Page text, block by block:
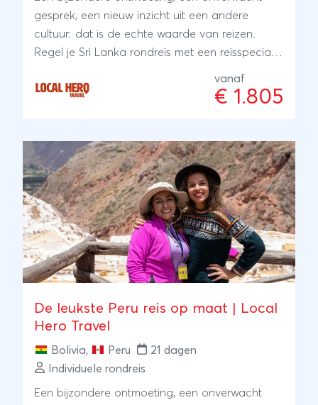
gesprek, een nieuw inzicht uit een andere
cultuur: dat is de echte waarde van reizen.
Regel je Sri Lanka rondreis met een reisspecialist
en met hun ervaring en kennis regelen zij je reis:
vanaf
€ 1.805
De leukste Peru reis op maat | Local
Hero Travel
Bolivia, Peru
21 dagen
Individuele rondreis
Een bijzondere ontmoeting, een onverwacht